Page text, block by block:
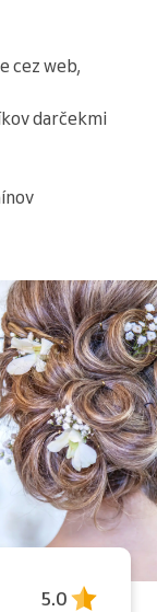
5.0
cez web,
darčekmi